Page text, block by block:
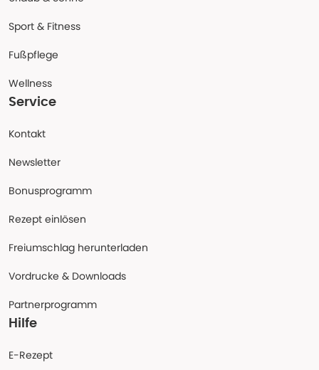
Sport & Fitness
Fußpflege
Wellness
Service
Kontakt
Newsletter
Bonusprogramm
Rezept einlösen
Freiumschlag herunterladen
Vordrucke & Downloads
Partnerprogramm
Hilfe
E-Rezept